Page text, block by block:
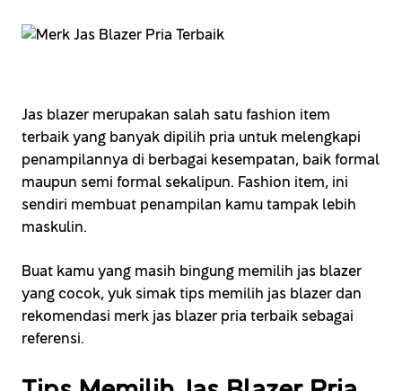
Jas blazer merupakan salah satu fashion item
terbaik yang banyak dipilih pria untuk melengkapi
penampilannya di berbagai kesempatan, baik formal
maupun semi formal sekalipun. Fashion item, ini
sendiri membuat penampilan kamu tampak lebih
maskulin.
Buat kamu yang masih bingung memilih jas blazer
yang cocok, yuk simak tips memilih jas blazer dan
rekomendasi merk jas blazer pria terbaik sebagai
referensi.